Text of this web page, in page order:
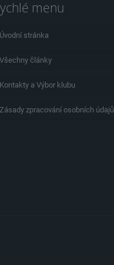
menu
stránka
články
a Výbor klubu
zpracování osobních údajů